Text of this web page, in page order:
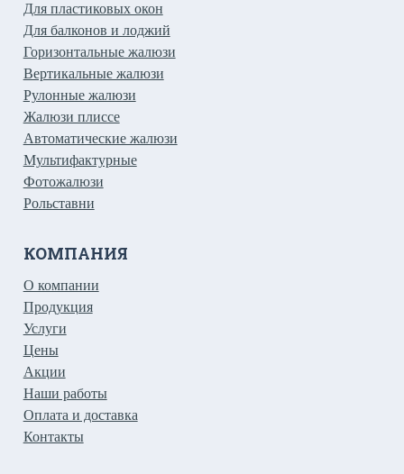
Для пластиковых окон
Для балконов и лоджий
Горизонтальные жалюзи
Вертикальные жалюзи
Рулонные жалюзи
Жалюзи плиссе
Автоматические жалюзи
Мультифактурные
Фотожалюзи
Рольставни
КОМПАНИЯ
О компании
Продукция
Услуги
Цены
Акции
Наши работы
Оплата и доставка
Контакты